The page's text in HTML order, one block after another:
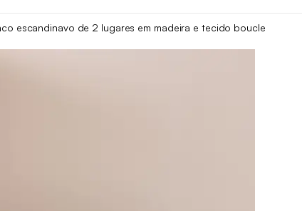
escandinavo de 2 lugares em madeira e tecido boucle